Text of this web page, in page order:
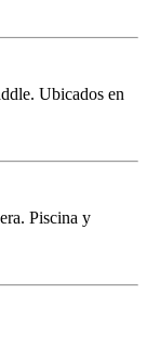
Ubicados en
Piscina y